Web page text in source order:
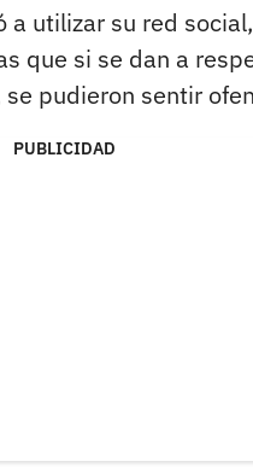
utilizar su red
que si se dan a
pudieron sentir
PUBLICIDAD